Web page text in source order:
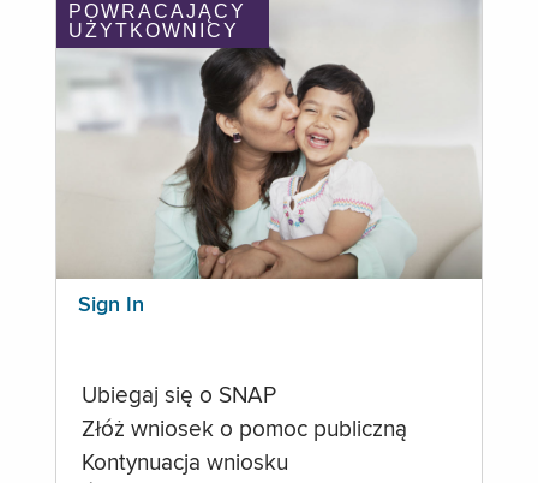
POWRACAJĄCY
UŻYTKOWNICY
Sign In
Ubiegaj się o SNAP
Złóż wniosek o pomoc publiczną
Kontynuacja wniosku